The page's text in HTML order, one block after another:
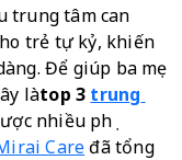
trung tâm can
trẻ tự kỷ, khiến
Để giúp ba mẹ
làtop 3 trung
nhiều phụ
Care đã tổng